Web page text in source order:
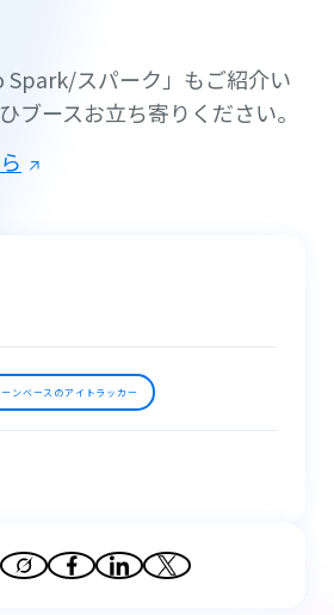
スパーク」もご紹介い
ブースお立ち寄りください。
ーンベースのアイトラッカー